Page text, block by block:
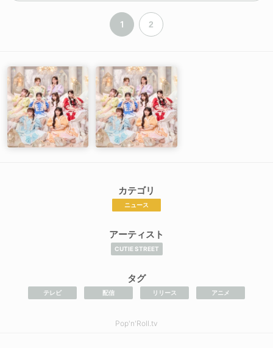
1 2
カテゴリ
ニュース
アーティスト
CUTIE STREET
タグ
テレビ 配信 リリース アニメ
Pop'n'Roll.tv